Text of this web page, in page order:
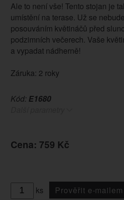
Ale to není vše! Tento stojan je
umístění na terase. Už se
posouváním květináčů před
podzimních večerech. Vaše
a vypadat nádherně!
Záruka: 2 roky
Kód: E1680
Cena: 759 Kč
ks Prověřit e-mailem